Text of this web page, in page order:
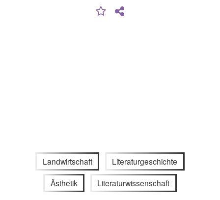
Landwirtschaft Literaturgeschichte
Ästhetik Literaturwissenschaft